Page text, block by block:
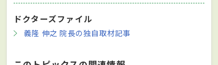
ドクターズファイル
義隆 伸之 院長の独自取材記事